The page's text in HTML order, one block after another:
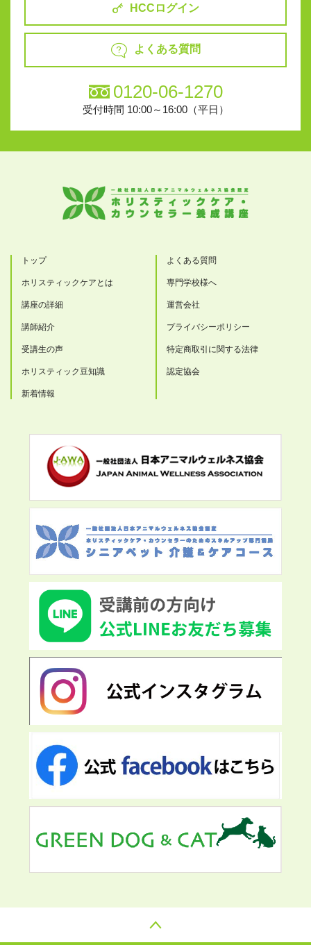
HCCログイン
よくある質問
0120-06-1270
受付時間 10:00～16:00（平日）
トップ
ホリスティックケアとは
講座の詳細
講師紹介
受講生の声
ホリスティック豆知識
新着情報
よくある質問
専門学校様へ
運営会社
プライバシーポリシー
特定商取引に関する法律
認定協会